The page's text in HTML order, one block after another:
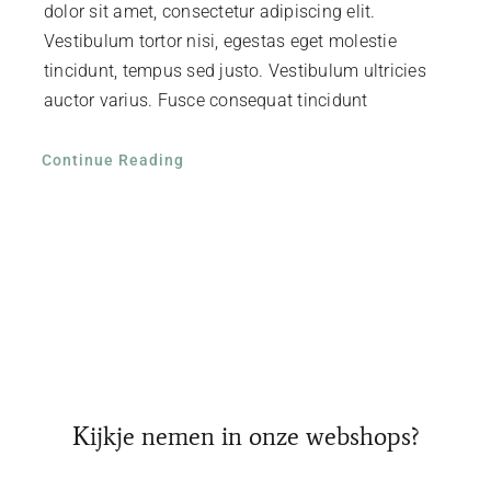
dolor sit amet, consectetur adipiscing elit.
Vestibulum tortor nisi, egestas eget molestie
tincidunt, tempus sed justo. Vestibulum ultricies
auctor varius. Fusce consequat tincidunt
Continue Reading
Kijkje nemen in onze webshops?